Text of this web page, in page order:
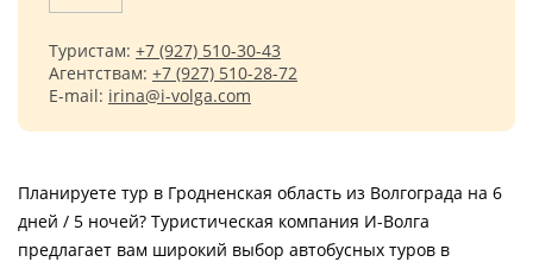
Туристам: +7 (927) 510-30-43
Агентствам: +7 (927) 510-28-72
E-mail: irina@i-volga.com
Планируете тур в Гродненская область из Волгограда на 6
дней / 5 ночей? Туристическая компания И-Волга
предлагает вам широкий выбор автобусных туров в